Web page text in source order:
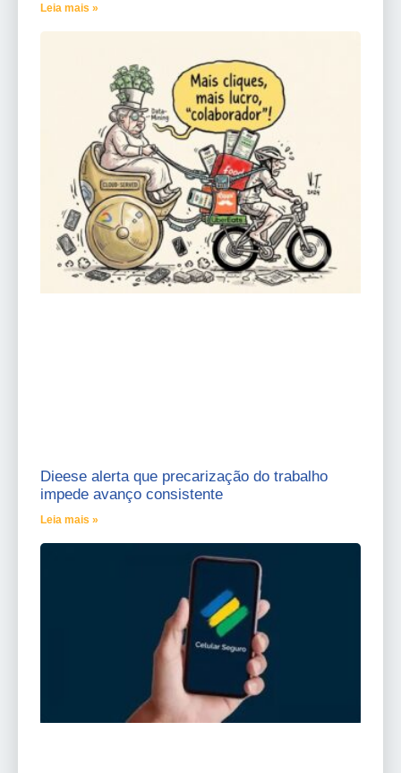
Leia mais »
Dieese alerta que precarização do trabalho
impede avanço consistente
Leia mais »